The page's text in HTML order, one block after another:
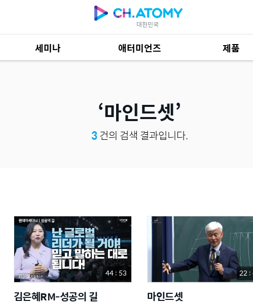
대한민국
세미나 애터미언즈 제품
제품 자료684
마인드셋
3건의 검색 결과입니다.
44 : 53
김은혜RM-성공의 길
22 :
마인드셋